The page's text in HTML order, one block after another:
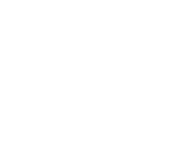
num buraco de 2 por 6 metros que mal